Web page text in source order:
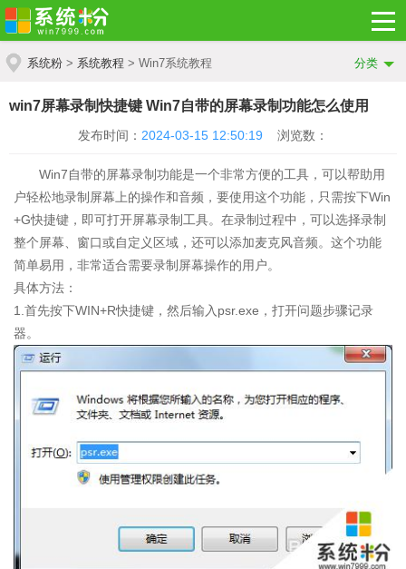
系统粉 > 系统教程 > Win7系统教程 分类
win7屏幕录制快捷键 Win7自带的屏幕录制功能怎么使用
发布时间： 2024-03-15 12:50:19 浏览数：
Win7自带的屏幕录制功能是一个非常方便的工具，可以帮助用
户轻松地录制屏幕上的操作和音频，要使用这个功能，只需按下Win
+G快捷键，即可打开屏幕录制工具。在录制过程中，可以选择录制
整个屏幕、窗口或自定义区域，还可以添加麦克风音频。这个功能
简单易用，非常适合需要录制屏幕操作的用户。
具体方法：
1.首先按下WIN+R快捷键，然后输入psr.exe，打开问题步骤记录
器。